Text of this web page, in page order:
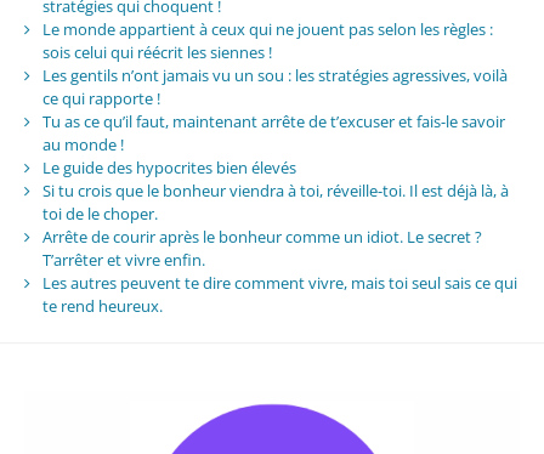
stratégies qui choquent !
Le monde appartient à ceux qui ne jouent pas selon les règles :
sois celui qui réécrit les siennes !
Les gentils n’ont jamais vu un sou : les stratégies agressives, voilà
ce qui rapporte !
Tu as ce qu’il faut, maintenant arrête de t’excuser et fais-le savoir
au monde !
Le guide des hypocrites bien élevés
Si tu crois que le bonheur viendra à toi, réveille-toi. Il est déjà là, à
toi de le choper.
Arrête de courir après le bonheur comme un idiot. Le secret ?
T’arrêter et vivre enfin.
Les autres peuvent te dire comment vivre, mais toi seul sais ce qui
te rend heureux.